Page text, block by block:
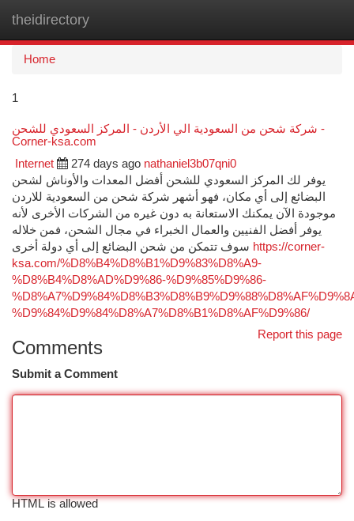
theidirectory
Home
1
شركة شحن من السعودية الي الأردن - المركز السعودي للشحن -
Corner-ksa.com
Internet 274 days ago nathaniel3b07qni0
يوفر لك المركز السعودي للشحن أفضل المعدات والأوناش لشحن
البضائع إلى أي مكان، فهو أشهر شركة شحن من السعودية للاردن
موجودة الآن يمكنك الاستعانة به دون غيره من الشركات الأخرى لأنه
يوفر أفضل الفنيين والعمال الخبراء في مجال الشحن، فمن خلاله
https://corner-
ksa.com/%D8%B4%D8%B1%D9%83%D8%A9-
%D8%B4%D8%AD%D9%86-%D9%85%D9%86-
%D9%84%D9%84%D8%A7%D8%B1%D8%AF%D9%86/
Report this page
Comments
Submit a Comment
HTML is allowed